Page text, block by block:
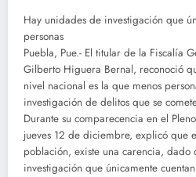
Hay unidades de investigación que
personas
Puebla, Pue.- El titular de la Fiscalía
Gilberto Higuera Bernal, reconoció
nivel nacional es la que menos
investigación de delitos que se
Durante su comparecencia en el
jueves 12 de diciembre, explicó que
población, existe una carencia, dado
investigación que únicamente